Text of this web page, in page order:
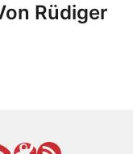
Rüdiger